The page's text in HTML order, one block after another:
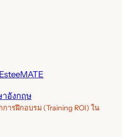
EsteeMATE
าอังกฤษ
ารฝึกอบรม (Training ROI) ใน